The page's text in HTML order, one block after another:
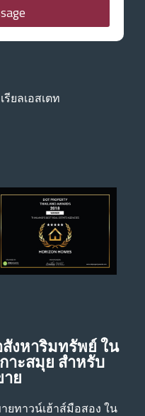
ยลเอสเตท
งหาริมทรัพย์ ใน
าะสมุย สําหรับ
ย
ยทาวน์เฮ้าส์มือสอง ใน